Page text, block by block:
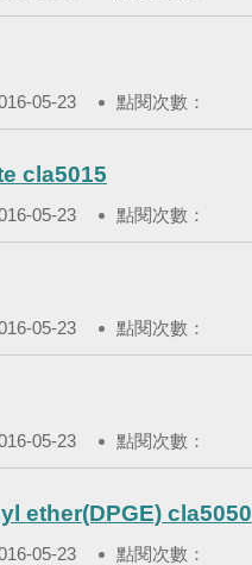
05-23 點閱次數：
cla5015
05-23 點閱次數：
05-23 點閱次數：
05-23 點閱次數：
ether(DPGE) cla5050
05-23 點閱次數：